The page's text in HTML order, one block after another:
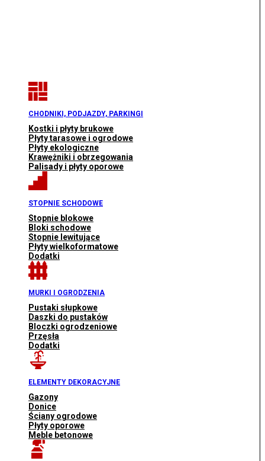
CHODNIKI, PODJAZDY, PARKINGI
Kostki i płyty brukowe
Płyty tarasowe i ogrodowe
Płyty ekologiczne
Krawężniki i obrzegowania
Palisady i płyty oporowe
STOPNIE SCHODOWE
Stopnie blokowe
Bloki schodowe
Stopnie lewitujące
Płyty wielkoformatowe
Dodatki
MURKI I OGRODZENIA
Pustaki słupkowe
Daszki do pustaków
Bloczki ogrodzeniowe
Przęsła
Dodatki
ELEMENTY DEKORACYJNE
Gazony
Donice
Ściany ogrodowe
Płyty oporowe
Meble betonowe